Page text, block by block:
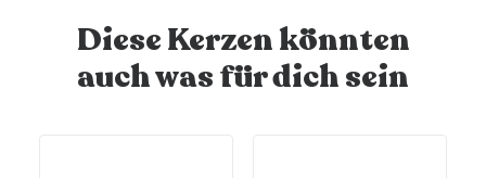
Diese Kerzen könnten
auch was für dich sein